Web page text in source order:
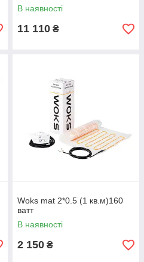
В наявності
11 110 ₴
Woks mat 2*0.5 (1 кв.м)160
ватт
В наявності
2 150 ₴